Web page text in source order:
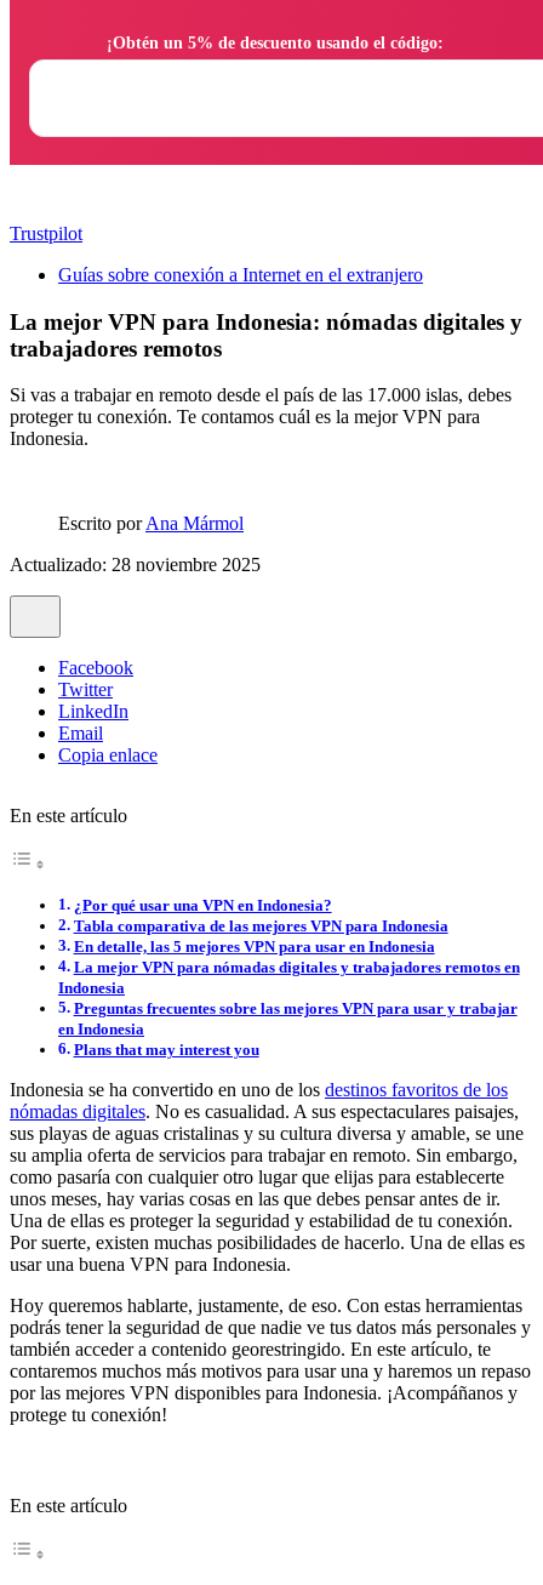
Trustpilot
Guías sobre conexión a Internet en el extranjero
La mejor VPN para Indonesia: nómadas digitales y
trabajadores remotos
Si vas a trabajar en remoto desde el país de las 17.000 islas, debes
proteger tu conexión. Te contamos cuál es la mejor VPN para
Indonesia.
Escrito porAna Mármol
Actualizado: 28 noviembre 2025
Facebook
Twitter
LinkedIn
Email
Copia enlace
En este artículo
¿Por qué usar una VPN en Indonesia?
Tabla comparativa de las mejores VPN para Indonesia
En detalle, las 5 mejores VPN para usar en Indonesia
La mejor VPN para nómadas digitales y trabajadores remotos en
Indonesia
Preguntas frecuentes sobre las mejores VPN para usar y trabajar
en Indonesia
Plans that may interest you
Indonesia se ha convertido en uno de los destinos favoritos de los
nómadas digitales. No es casualidad. A sus espectaculares paisajes,
sus playas de aguas cristalinas y su cultura diversa y amable, se une
su amplia oferta de servicios para trabajar en remoto. Sin embargo,
como pasaría con cualquier otro lugar que elijas para establecerte
unos meses, hay varias cosas en las que debes pensar antes de ir.
Una de ellas es proteger la seguridad y estabilidad de tu conexión.
Por suerte, existen muchas posibilidades de hacerlo. Una de ellas es
usar una buena VPN para Indonesia.
Hoy queremos hablarte, justamente, de eso. Con estas herramientas
podrás tener la seguridad de que nadie ve tus datos más personales y
también acceder a contenido georestringido. En este artículo, te
contaremos muchos más motivos para usar una y haremos un repaso
por las mejores VPN disponibles para Indonesia. ¡Acompáñanos y
protege tu conexión!
En este artículo